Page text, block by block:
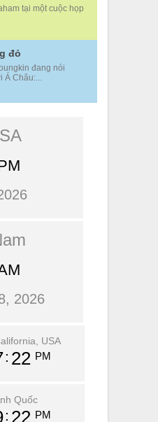
tại một cuộc họp
đỏ
đang nói
Á Châu:...
2026
USA
22 PM
Quốc
22 PM